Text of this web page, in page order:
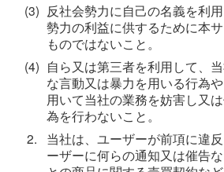
(3) 反社会勢力に自己の名義を利
勢力の利益に供するために本
ものではないこと。
(4) 自ら又は第三者を利用して、
な言動又は暴力を用いる行為
用いて当社の業務を妨害し又
為を行わないこと。
2.
当社は、ユーザーが前項に違
ーザーに何らの通知又は催告